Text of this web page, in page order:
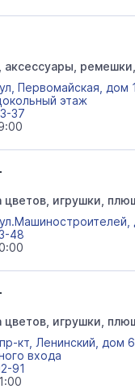
аксессуары, ремешки,
Первомайская, дом
этаж
37
цветов, игрушки,
композиция,
48
цветов, игрушки,
композиция,
кт, Ленинский, дом
входа
91